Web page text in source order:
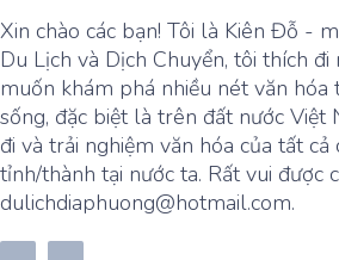
Xin chào các bạn! Tôi là Kiên Đỗ -
Du Lịch và Dịch Chuyển, tôi thích
muốn khám phá nhiều nét văn hóa
sống, đặc biệt là trên đất nước Việt
đi và trải nghiệm văn hóa của tất cả
tỉnh/thành tại nước ta. Rất vui được
dulichdiaphuong@hotmail.com.